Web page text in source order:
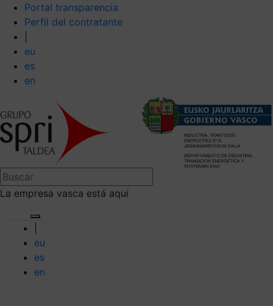
Portal transparencia
Perfil del contratante
eu
es
en
La empresa vasca está aquí
eu
es
en